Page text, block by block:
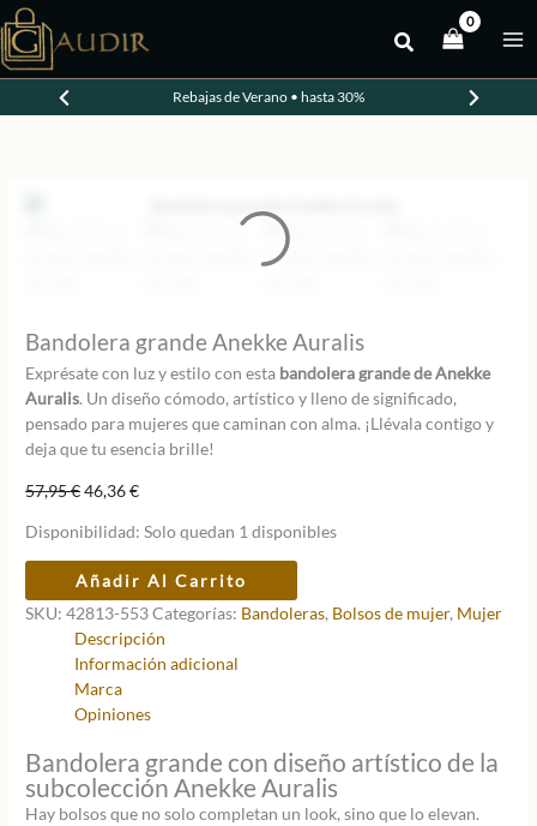
al
contenido
Rebajas de Verano • hasta 30%
-20%
Bandolera grande Anekke Auralis
Exprésate con luz y estilo con esta bandolera grande de Anekke
Auralis. Un diseño cómodo, artístico y lleno de significado,
pensado para mujeres que caminan con alma. ¡Llévala contigo y
deja que tu esencia brille!
57,95€El
original
era:
57,95 €.
46,36€El
actual
es:
46,36 €.
Disponibilidad: Solo quedan 1 disponibles
Bandolera
grande
Anekke
Auralis
cantidad
Añadir Al Carrito
SKU:42813-553Categorías: Bandoleras, Bolsos de mujer, Mujer
Descripción
Información adicional
Marca
Opiniones
Bandolera grande con diseño artístico de la
subcolección Anekke Auralis
Hay bolsos que no solo completan un look, sino que lo elevan.